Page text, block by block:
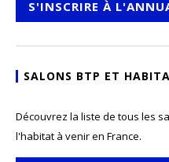
S'INSCRIRE À
SALONS BTP ET
Découvrez la liste de tous les
l'habitat à venir en France.